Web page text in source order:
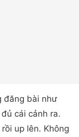
đăng bài như
cái cảnh ra.
up lên. Không